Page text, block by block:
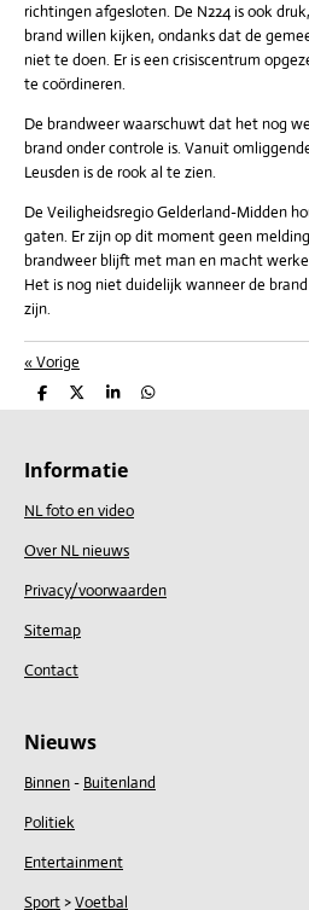
richtingen afgesloten. De N224 is ook
brand willen kijken, ondanks dat de
niet te doen. Er is een crisiscentrum
te coördineren.
De brandweer waarschuwt dat het nog
brand onder controle is. Vanuit
Leusden is de rook al te zien.
De Veiligheidsregio Gelderland-Midden
gaten. Er zijn op dit moment geen
brandweer blijft met man en macht
Het is nog niet duidelijk wanneer de
zijn.
«Vorige
D
e
n
D
e
S
h
e
D
e
Informatie
NL foto en video
Over NL nieuws
Privacy/voorwaarden
Sitemap
Contact
Nieuws
Binnen- Buitenland
Politiek
Entertainment
Sport>Voetbal